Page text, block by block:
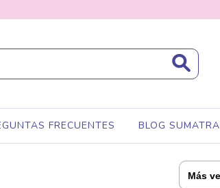
FRECUENTES BLOG SUMATRA